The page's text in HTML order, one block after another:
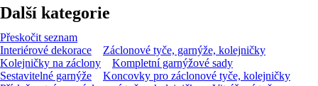
Další kategorie
Přeskočit seznam
Interiérové dekorace
Záclonové tyče, garnýže, kolejničky
Kolejničky na záclony
Kompletní garnýžové sady
Sestavitelné garnýže
Koncovky pro záclonové tyče, kolejničky